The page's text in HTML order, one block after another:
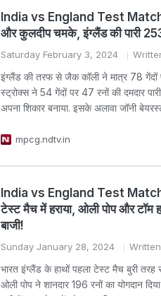
India vs England Test Match
और कुलदीप चमके, इंग्लैंड की पारी 253
Saturday February 3, 2024
इंग्लैंड की तरफ से जैक कॉली ने मात्र 78 गेंदों
स्ट्रोक्स ने 54 गेंदों पर 47 रनों की दमदार
अपना शिकार बनाया. इसके अलावा जॉनी
mpcg.ndtv.in
India vs England Test
टेस्ट मैच में हराया, ओली पोप और टॉम
बाजी!
Sunday January 28, 2024 Written
भारत इंग्लैंड के हाथों पहला टेस्ट मैच बुरी तरह
ओली पोप ने शानदार 196 रनों का योगदान